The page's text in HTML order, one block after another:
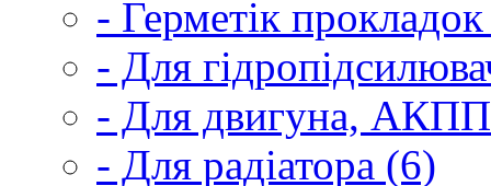
- Герметік
- Для
- Для двигуна,
- Для радіатора (6)